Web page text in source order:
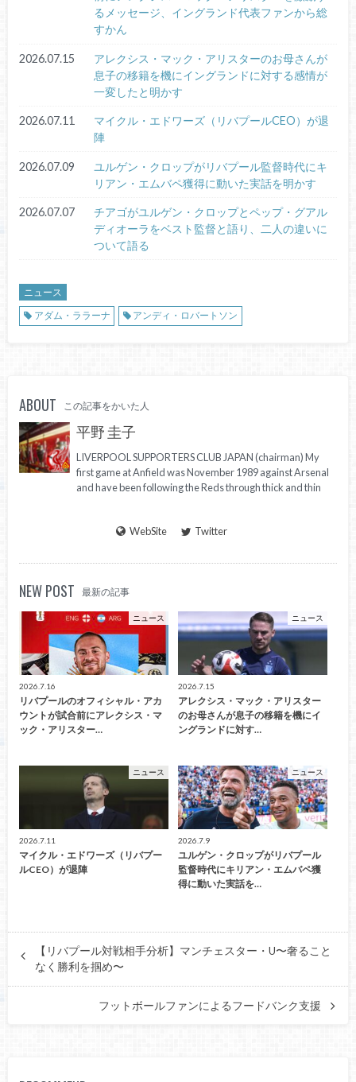
るメッセージ、イングランド代表ファンから総
すかん
2026.07.15
アレクシス・マック・アリスターのお母さんが
息子の移籍を機にイングランドに対する感情が
一変したと明かす
2026.07.11
マイクル・エドワーズ（リバプールCEO）が退
陣
2026.07.09
ユルゲン・クロップがリバプール監督時代にキ
リアン・エムバペ獲得に動いた実話を明かす
2026.07.07
チアゴがユルゲン・クロップとペップ・グアル
ディオーラをベスト監督と語り、二人の違いに
ついて語る
ニュース
アダム・ララーナ
アンディ・ロバートソン
ABOUT この記事をかいた人
平野 圭子
LIVERPOOL SUPPORTERS CLUB JAPAN (chairman) My
first game at Anfield was November 1989 against Arsenal
and have been following the Reds through thick and thin
WebSite Twitter
NEW POST 最新の記事
ニュース
2026.7.16
リバプールのオフィシャル・アカ
ウントが試合前にアレクシス・マ
ック・アリスター…
ニュース
2026.7.15
アレクシス・マック・アリスター
のお母さんが息子の移籍を機にイ
ングランドに対す…
ニュース
2026.7.11
マイクル・エドワーズ（リバプー
ルCEO）が退陣
ニュース
2026.7.9
ユルゲン・クロップがリバプール
監督時代にキリアン・エムバペ獲
得に動いた実話を…
【リバプール対戦相手分析】マンチェスター・U〜奢ること
なく勝利を掴め〜
フットボールファンによるフードバンク支援